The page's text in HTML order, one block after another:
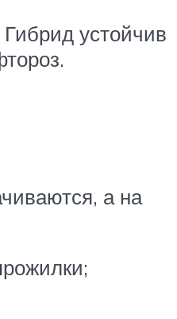
устойчив
а на